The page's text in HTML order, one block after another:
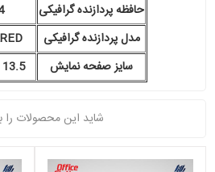
حافظه پردازنده گرافیکی
4
مدل پردازنده گرافیکی
سایز صفحه نمایش
13.5 اینچ غیرلمسی
شاید این محصولات را